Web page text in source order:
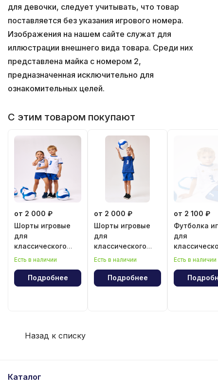
для девочки, следует учитывать, что товар
поставляется без указания игрового номера.
Изображения на нашем сайте служат для
иллюстрации внешнего вида товара. Среди них
представлена майка с номером 2,
предназначенная исключительно для
ознакомительных целей.
С этим товаром покупают
от 2 000 ₽
Шорты игровые
для
классического
волейбола для
Есть в наличии
Подробнее
от 2 000 ₽
Шорты игровые
для
классического
волейбола для
Есть в наличии
Подробнее
от 2 100 ₽
Футболка
для
волейбола
Есть в наличии
Назад к списку
Каталог